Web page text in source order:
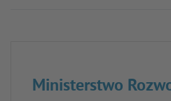
Ministerstwo